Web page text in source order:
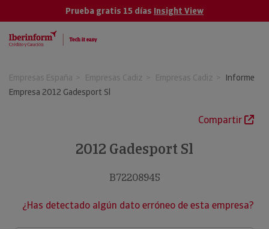
Prueba gratis 15 días Insight View
Empresas España Empresas Cadiz Empresas Cadiz
Informe
Empresa 2012 Gadesport Sl
Compartir
2012 Gadesport Sl
B72208945
¿Has detectado algún dato erróneo de esta empresa?